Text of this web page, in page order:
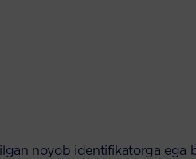
noyob identifikatorga ega